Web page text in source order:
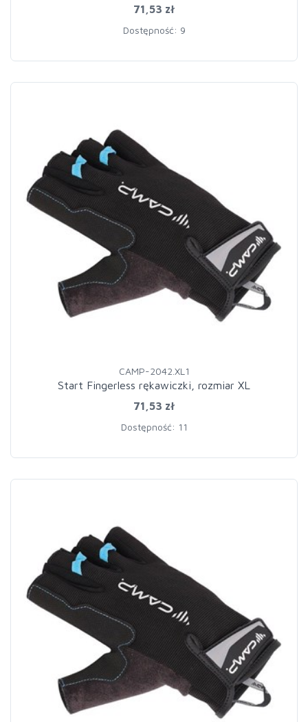
71,53 zł
Dostępność: 9
CAMP-2042.XL1
Start Fingerless rękawiczki, rozmiar XL
71,53 zł
Dostępność: 11